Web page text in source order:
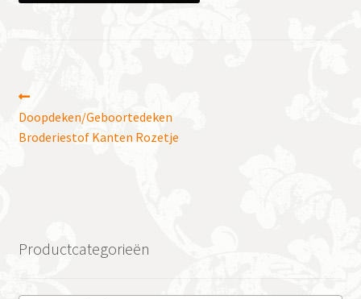
Bericht
navigatie
bericht:
Doopdeken/Geboortedeken
Broderiestof Kanten Rozetje
Productcategorieën